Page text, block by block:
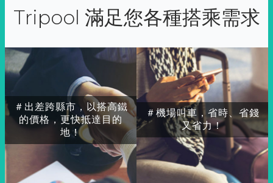
Tripool 滿足您各種搭乘需求
＃出差跨縣市，以搭高鐵
的價格，更快抵達目的
地！
＃機場叫車，省時、省錢
又省力！